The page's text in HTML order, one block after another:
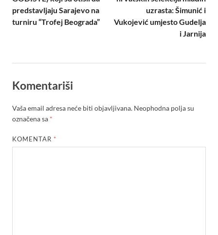
predstavljaju Sarajevo na
turniru “Trofej Beograda”
uzrasta: Šimunić i
Vukojević umjesto Gudelja
i Jarnija
Komentariši
Vaša email adresa neće biti objavljivana. Neophodna polja su
označena sa *
KOMENTAR *